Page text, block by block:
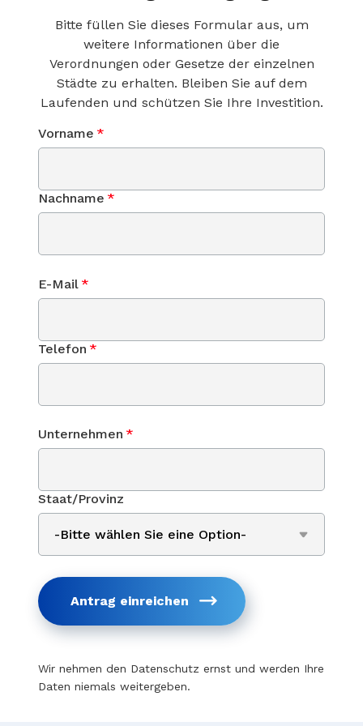
Bitte füllen Sie dieses Formular aus, um
weitere Informationen über die
Verordnungen oder Gesetze der einzelnen
Städte zu erhalten. Bleiben Sie auf dem
Laufenden und schützen Sie Ihre Investition.
Vorname *
Nachname *
E-Mail *
Telefon *
Unternehmen *
Staat/Provinz
Antrag einreichen
Wir nehmen den Datenschutz ernst und werden Ihre
Daten niemals weitergeben.